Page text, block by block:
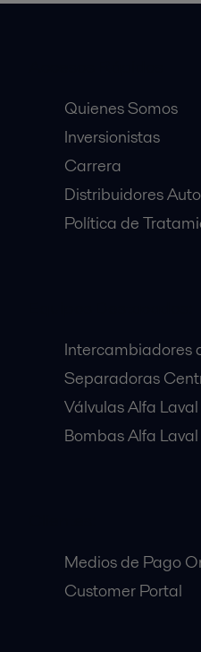
Quienes Somos
Inversionistas
Carrera
Distribuidores
Política de
Intercambiadores
Separadoras
Válvulas Alfa Laval
Bombas Alfa Laval
Medios de Pago
Customer Portal